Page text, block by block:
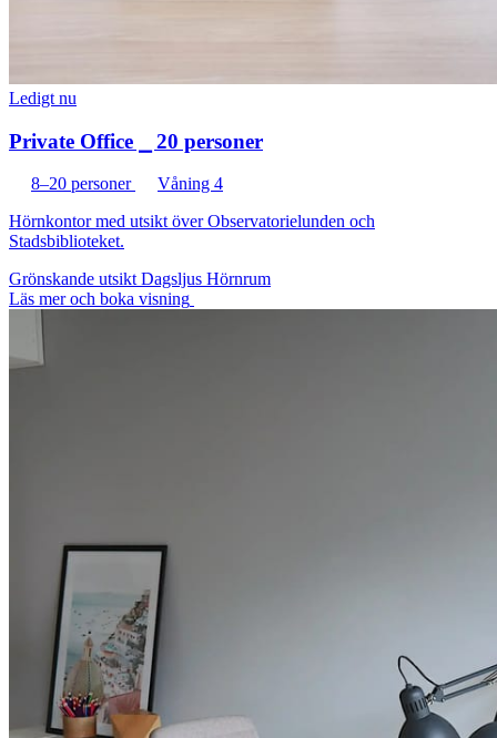
Ledigt nu
Private Office ⎯ 20 personer
8–20 personer
Våning 4
Hörnkontor med utsikt över Observatorielunden och
Stadsbiblioteket.
Grönskande utsikt Dagsljus Hörnrum
Läs mer och boka visning